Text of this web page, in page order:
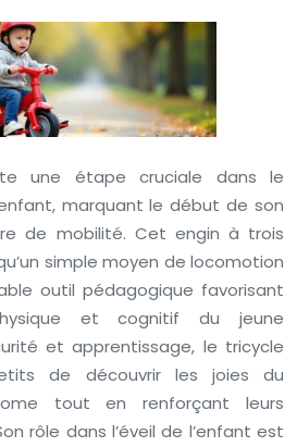
une étape cruciale dans le
marquant le début de son
de mobilité. Cet engin à trois
simple moyen de locomotion
outil pédagogique favorisant
et cognitif du jeune
et apprentissage, le tricycle
de découvrir les joies du
tout en renforçant leurs
rôle dans l’éveil de l’enfant est